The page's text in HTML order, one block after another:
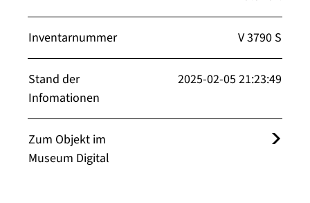
Inventarnummer V 3790 S
Stand der
Infomationen
2025-02-05 21:23:49
Zum Objekt im
Museum Digital